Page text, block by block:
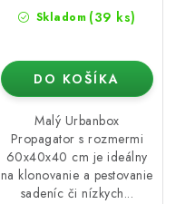
Skladom (39 ks)
DO KOŠÍKA
Malý Urbanbox
Propagator s rozmermi
60x40x40 cm je ideálny
na klonovanie a pestovanie
sadeníc či nízkych...